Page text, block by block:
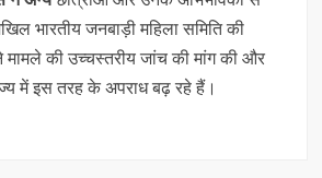
भारतीय जनबाड़ी महिला समिति की
मामले की उच्चस्तरीय जांच की मांग की और
में इस तरह के अपराध बढ़ रहे हैं।